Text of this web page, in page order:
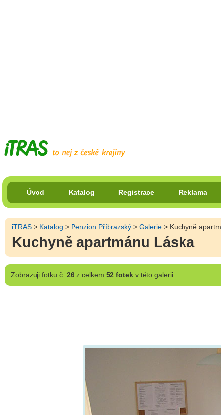
Úvod Katalog Registrace Reklama
iTRAS > Katalog > Penzion Příbrazský >Galerie > Kuchyně
Kuchyně apartmánu Láska
Zobrazujifotku č. 26z celkem 52 fotekv této galerii.